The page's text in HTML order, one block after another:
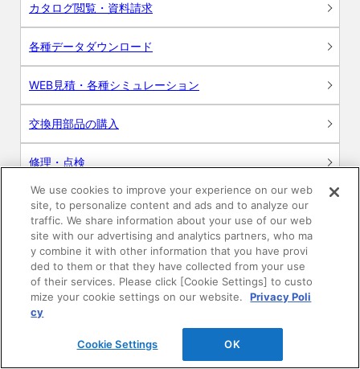
カタログ閲覧・資料請求
各種データダウンロード
WEB見積・各種シミュレーション
交換用部品の購入
修理・点検
お問い合わせ
ログイン
建築・設計関係者様向けサイト
ユーザー登録サービス
WEB見積システム
We use cookies to improve your experience on our web
site, to personalize content and ads and to analyze our
traffic. We share information about your use of our web
site with our advertising and analytics partners, who ma
y combine it with other information that you have provi
ded to them or that they have collected from your use
of their services. Please click [Cookie Settings] to custo
mize your cookie settings on our website.
Privacy Poli
cy
Cookie Settings OK